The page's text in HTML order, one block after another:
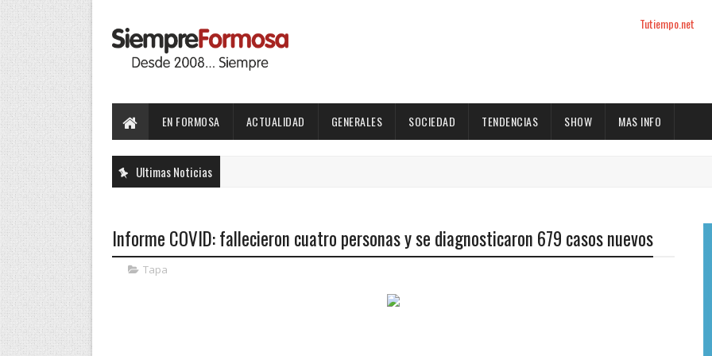
Tutiempo.net
EN FORMOSA ACTUALIDAD GENERALES SOCIEDAD TENDENCIAS SHOW MAS INFO
Ultimas Noticias
Informe COVID: fallecieron cuatro personas y se diagnosticaron 679 casos nuevos
Tapa